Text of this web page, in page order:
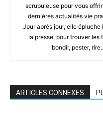
scrupuleuse pour vous
dernières actualités vie
Jour après jour, elle
la presse, pour trouver les
bondir, pester,
ARTICLES CONNEXES